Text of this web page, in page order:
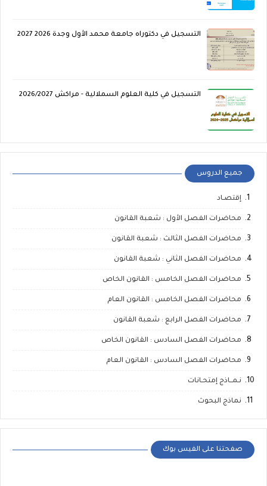
التسجيل في دكتوراه جامعة محمد الأول وجدة 2026 2027
التسجيل في كلية العلوم السملالية - مراكش 2026/2027
جميع الدروس
إقتصـاد
محاضرات الفصل الأول : شعبة القانون
محاضرات الفصل الثالث : شعبة القانون
محاضرات الفصل الثاني : شعبة القانون
محاضرات الفصل الخامس : القانون الخاص
محاضرات الفصل الخامس : القانون العام
محاضرات الفصل الرابع : شعبة القانون
محاضرات الفصل السادس : القانون الخاص
محاضرات الفصل السادس : القانون العام
نـمــاذج إمتحـانات
نماذج البحوث
صفحتنا على الفيس بوك